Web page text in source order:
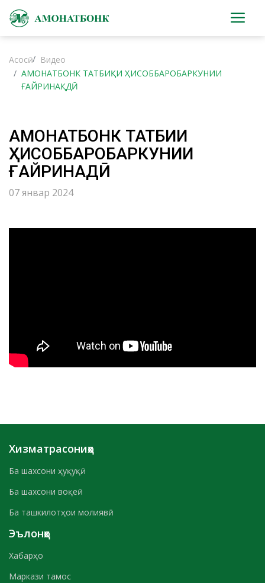
Асосӣ
Видео
АМОНАТБОНК ТАТБИҚИ ҲИСОББАРОБАРКУНИИ
ҒАЙРИНАҚДӢ
АМОНАТБОНК ТАТБИҚИ
ҲИСОББАРОБАРКУНИИ
ҒАЙРИНАҚДӢ
07 январ 2024
Хизматрасониҳо
Ба шахсони ҳуқуқӣ
Ба шахсони воқеӣ
Ба ташкилотҳои молиявӣ
Эълонҳо
Хабарҳо
Маркази тамос